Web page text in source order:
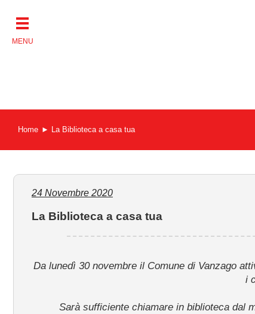
contenuto
Home La Biblioteca a casa tua
24 Novembre 2020
La Biblioteca a casa tua
Da lunedì 30 novembre il Comune di Vanzago
i
Sarà sufficiente chiamare in biblioteca dal